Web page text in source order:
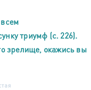
триумф (с. 226).
зрелище, окажись вы